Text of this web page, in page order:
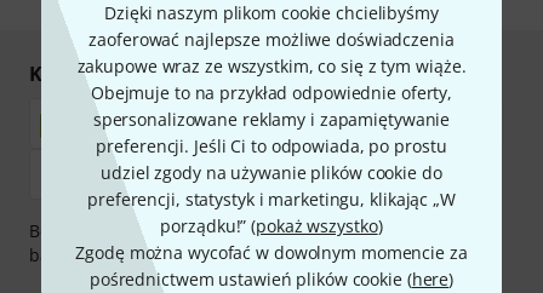
Dzięki naszym plikom cookie chcielibyśmy
zaoferować najlepsze możliwe doświadczenia
zakupowe wraz ze wszystkim, co się z tym wiąże.
Obejmuje to na przykład odpowiednie oferty,
spersonalizowane reklamy i zapamiętywanie
preferencji. Jeśli Ci to odpowiada, po prostu
udziel zgody na używanie plików cookie do
preferencji, statystyk i marketingu, klikając „W
porządku!” (pokaż wszystko)
Zgodę można wycofać w dowolnym momencie za
pośrednictwem ustawień plików cookie (here)
Kupuj i płać bezpiecznie
Bezpieczna płatność przez Za pobraniem, Przelew
bankowy, PayPal, Blik lub Karta kredytowa.